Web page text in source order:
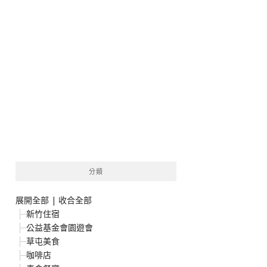
分類
展開全部 | 收合全部
新竹住宿
公益基金會園遊會
草屯美食
咖啡店